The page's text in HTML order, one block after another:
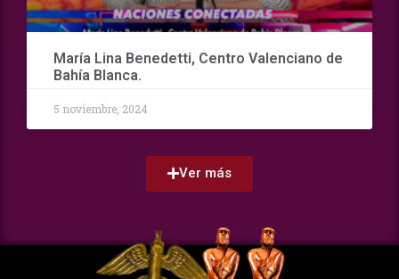
María Lina Benedetti, Centro Valenciano de
Bahía Blanca.
5 noviembre, 2024
Ver más